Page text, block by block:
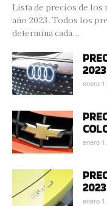
Lista de precios de los
año 2023. Todos los
determina cada...
2023
enero
enero
2023
enero